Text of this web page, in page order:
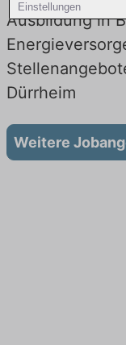
Einstellungen
Ausbildung in
Dürrheim
Weitere